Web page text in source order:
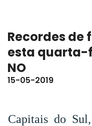
Recordes de
esta quarta-
NO
15-05-2019
Capitais do